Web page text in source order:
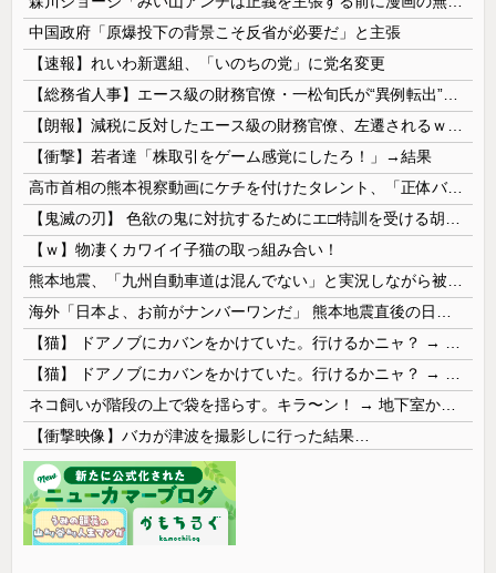
中国政府「原爆投下の背景こそ反省が必要だ」と主張
【速報】れいわ新選組、「いのちの党」に党名変更
【衝撃】若者達「株取引をゲーム感覚にしたろ！」→結果
高市首相の熊本視察動画にケチを付けたタレント、「正体バレバレよな」と黒電話の呼び方であっさりと……
【ｗ】物凄くカワイイ子猫の取っ組み合い！
【衝撃映像】バカが津波を撮影しに行った結果…